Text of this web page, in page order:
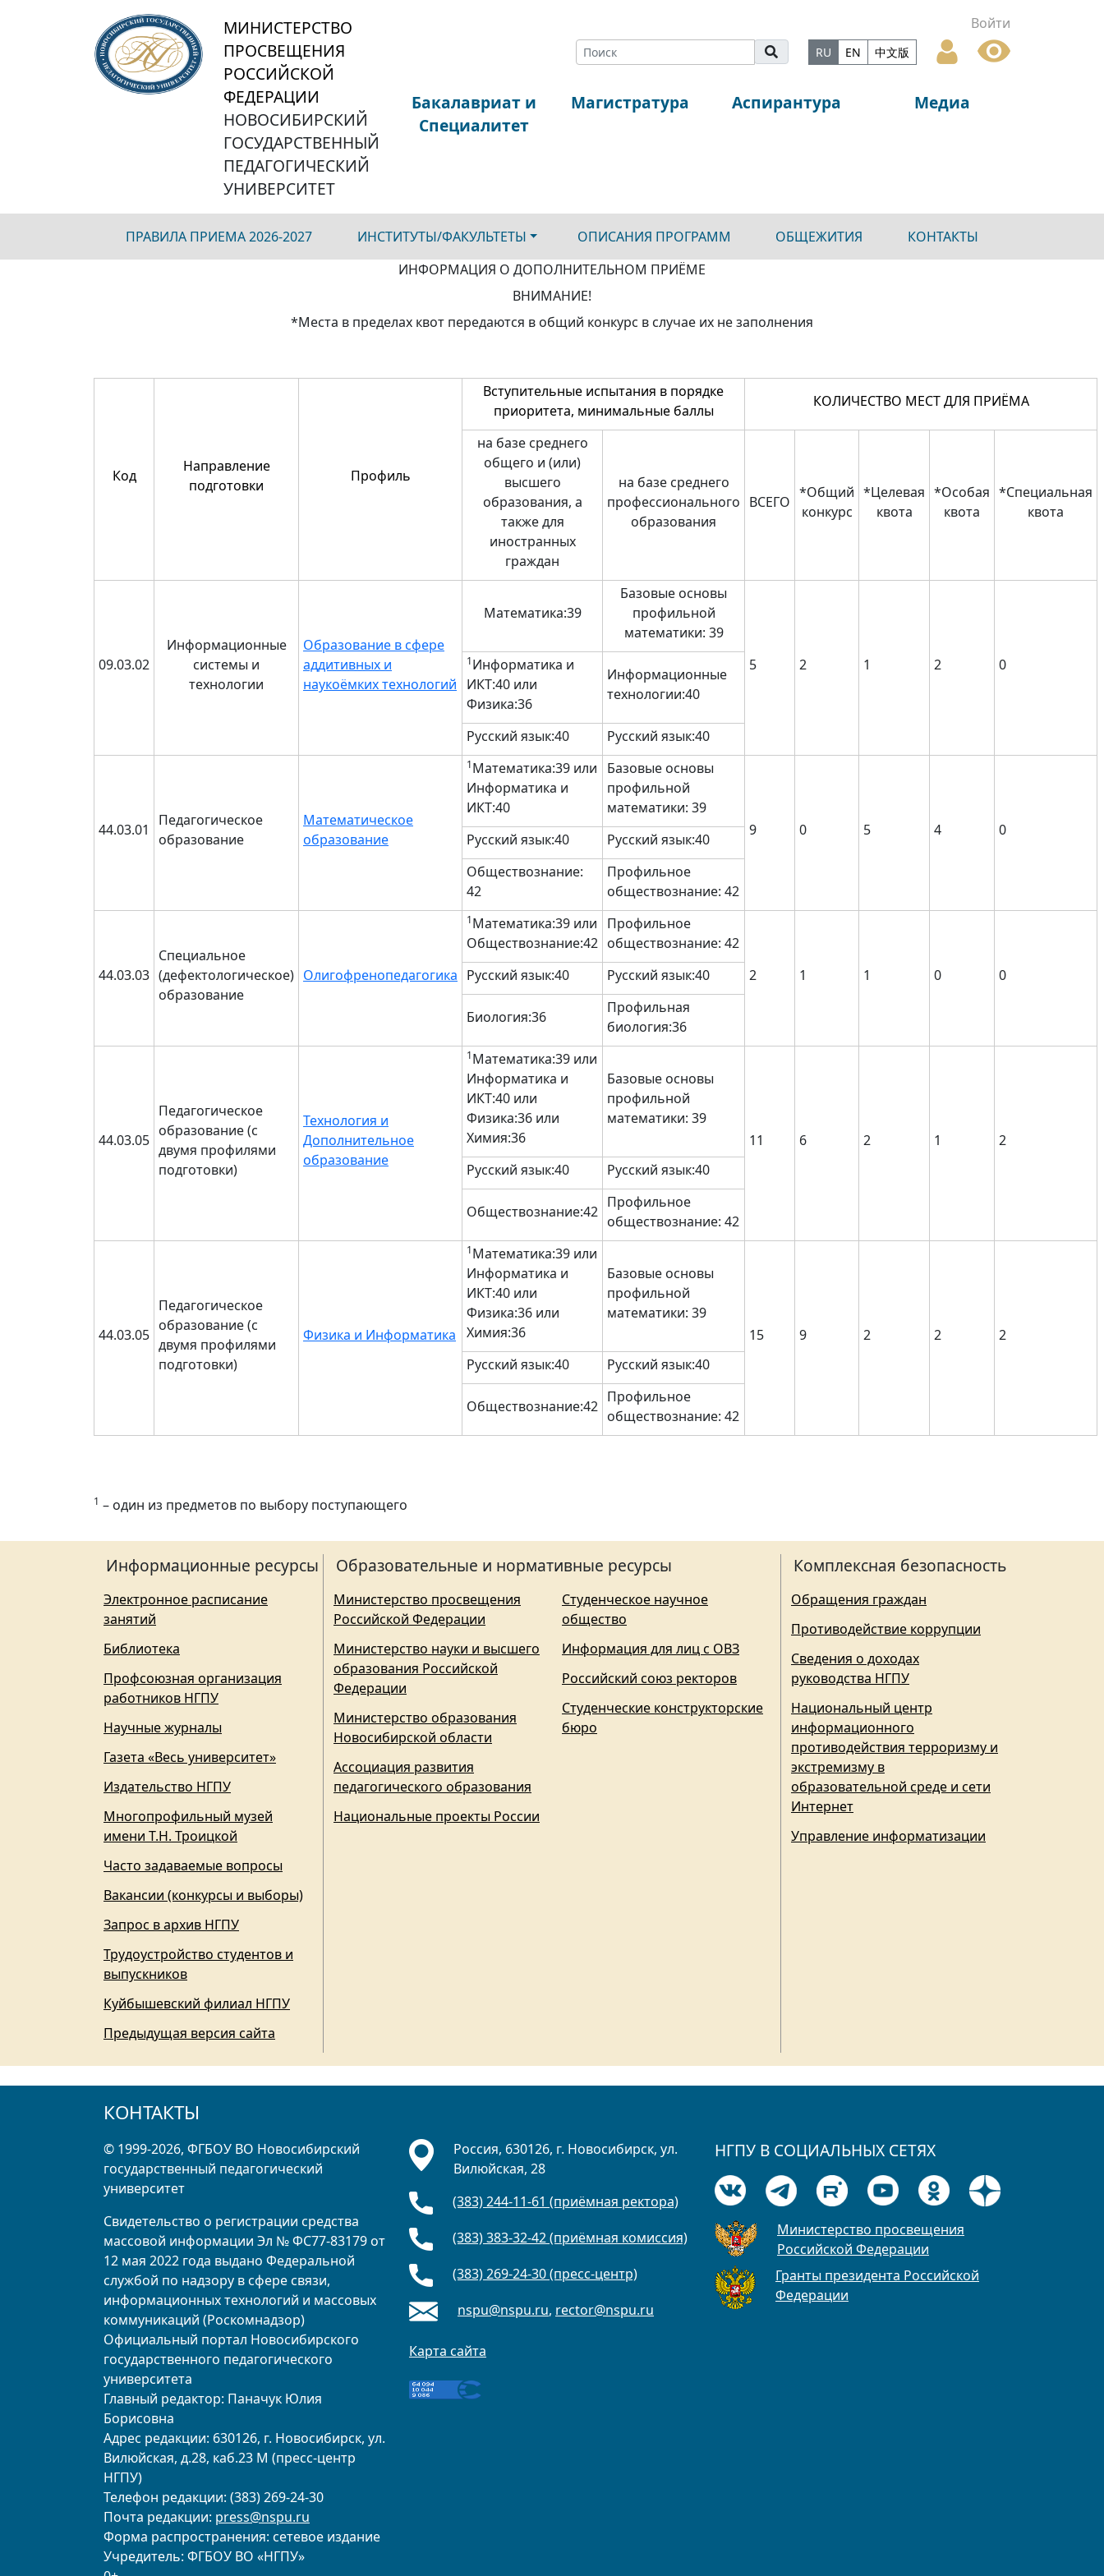
МИНИСТЕРСТВО
ПРОСВЕЩЕНИЯ
РОССИЙСКОЙ
ФЕДЕРАЦИИ
НОВОСИБИРСКИЙ
ГОСУДАРСТВЕННЫЙ
ПЕДАГОГИЧЕСКИЙ
УНИВЕРСИТЕТ
Войти
RU EN 中文版
Бакалавриат и
Специалитет
Магистратура Аспирантура Медиа
ПРАВИЛА ПРИЕМА 2026-2027 ИНСТИТУТЫ/ФАКУЛЬТЕТЫ ОПИСАНИЯ ПРОГРАММ ОБЩЕЖИТИЯ
КОНТАКТЫ
ИНФОРМАЦИЯ О ДОПОЛНИТЕЛЬНОМ ПРИЁМЕ
ВНИМАНИЕ!
*Места в пределах квот передаются в общий конкурс в случае их не заполнения
Код
Направление
подготовки
Профиль
Вступительные испытания в порядке
приоритета, минимальные баллы
КОЛИЧЕСТВО МЕСТ ДЛЯ ПРИЁМА
на базе среднего
общего и (или)
высшего
образования, а
также для
иностранных
граждан
на базе среднего
профессионального
образования
ВСЕГО
*Общий
конкурс
*Целевая
квота
*Особая
квота
*Специальная
квота
09.03.02
Информационные
системы и
технологии
Образование в сфере
аддитивных и
наукоёмких технологий
Математика:39
Базовые основы
профильной
математики: 39
5
2 1 2 0
1Информатика и
ИКТ:40 или
Физика:36
Информационные
технологии:40
Русский язык:40 Русский язык:40
44.03.01
Педагогическое
образование
Математическое
образование
1Математика:39 или
Информатика и
ИКТ:40
Базовые основы
профильной
математики: 39
9
0 5 4 0
Русский язык:40
Русский язык:40
Обществознание:
42
Профильное
обществознание: 42
44.03.03
Специальное
(дефектологическое)
образование
Олигофренопедагогика
1Математика:39 или
Обществознание:42
Профильное
обществознание: 42
2
1 1 0 0
Русский язык:40 Русский язык:40
Биология:36
Профильная
биология:36
44.03.05
Педагогическое
образование (с
двумя профилями
подготовки)
Технология и
Дополнительное
образование
1Математика:39 или
Информатика и
ИКТ:40 или
Физика:36 или
Химия:36
Базовые основы
профильной
математики: 39
11
6 2 1
2
Русский язык:40
Русский язык:40
Обществознание:42
Профильное
обществознание: 42
44.03.05
Педагогическое
образование (с
двумя профилями
подготовки)
Физика и Информатика
1Математика:39 или
Информатика и
ИКТ:40 или
Физика:36 или
Химия:36
Базовые основы
профильной
математики: 39
15
9 2 2
2
Русский язык:40
Русский язык:40
Обществознание:42
Профильное
обществознание: 42
1 – один из предметов по выбору поступающего
Информационные ресурсы
Электронное расписание
занятий
Библиотека
Профсоюзная организация
работников НГПУ
Научные журналы
Газета «Весь университет»
Издательство НГПУ
Многопрофильный музей
имени Т.Н. Троицкой
Часто задаваемые вопросы
Вакансии (конкурсы и выборы)
Запрос в архив НГПУ
Трудоустройство студентов и
выпускников
Куйбышевский филиал НГПУ
Предыдущая версия сайта
Образовательные и нормативные ресурсы
Министерство просвещения
Российской Федерации
Министерство науки и высшего
образования Российской
Федерации
Министерство образования
Новосибирской области
Ассоциация развития
педагогического образования
Национальные проекты России
Студенческое научное
общество
Информация для лиц с ОВЗ
Российский союз ректоров
Студенческие конструкторские
бюро
Комплексная безопасность
Обращения граждан
Противодействие коррупции
Сведения о доходах
руководства НГПУ
Национальный центр
информационного
противодействия терроризму и
экстремизму в
образовательной среде и сети
Интернет
Управление информатизации
КОНТАКТЫ
© 1999-2026, ФГБОУ ВО Новосибирский
государственный педагогический
университет
Свидетельство о регистрации средства
массовой информации Эл № ФС77-83179 от
12 мая 2022 года выдано Федеральной
службой по надзору в сфере связи,
информационных технологий и массовых
коммуникаций (Роскомнадзор)
Официальный портал Новосибирского
государственного педагогического
университета
Главный редактор: Паначук Юлия
Борисовна
Адрес редакции: 630126, г. Новосибирск, ул.
Вилюйская, д.28, каб.23 М (пресс-центр
НГПУ)
Телефон редакции: (383) 269-24-30
Почта редакции: press@nspu.ru
Форма распространения: сетевое издание
Учредитель: ФГБОУ ВО «НГПУ»
Россия, 630126, г. Новосибирск, ул.
Вилюйская, 28
(383) 244-11-61 (приёмная ректора)
(383) 383-32-42 (приёмная комиссия)
(383) 269-24-30 (пресс-центр)
nspu@nspu.ru, rector@nspu.ru
Карта сайта
НГПУ В СОЦИАЛЬНЫХ СЕТЯХ
Министерство просвещения
Российской Федерации
Гранты президента Российской
Федерации